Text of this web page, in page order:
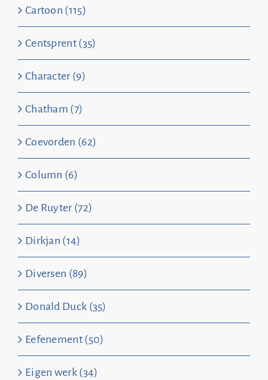
Cartoon (115)
Centsprent (35)
Character (9)
Chatham (7)
Coevorden (62)
Column (6)
De Ruyter (72)
Dirkjan (14)
Diversen (89)
Donald Duck (35)
Eefenement (50)
Eigen werk (34)